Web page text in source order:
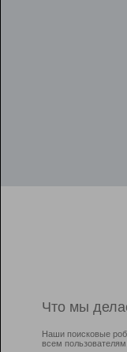
Что мы
Наши поисковые
всем пользователям.